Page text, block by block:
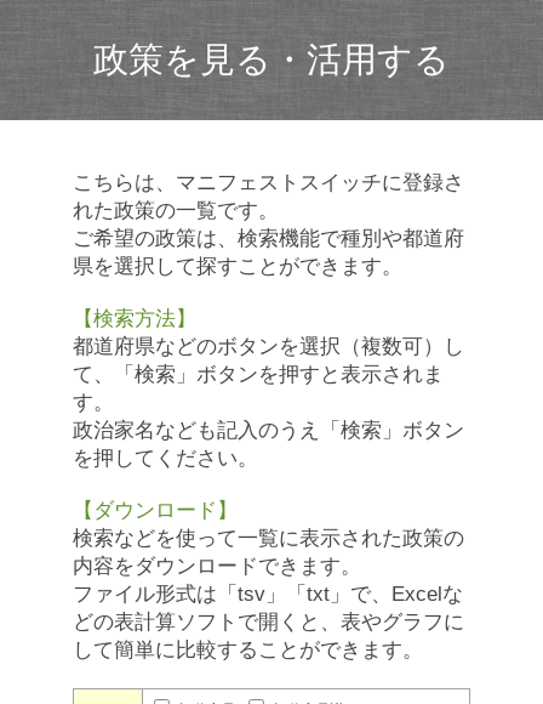
政策を見る・活用する
こちらは、マニフェストスイッチに登録さ
れた政策の一覧です。
ご希望の政策は、検索機能で種別や都道府
県を選択して探すことができます。
【検索方法】
都道府県などのボタンを選択（複数可）し
て、「検索」ボタンを押すと表示されま
す。
政治家名なども記入のうえ「検索」ボタン
を押してください。
【ダウンロード】
検索などを使って一覧に表示された政策の
内容をダウンロードできます。
ファイル形式は「tsv」「txt」で、Excelな
どの表計算ソフトで開くと、表やグラフに
して簡単に比較することができます。